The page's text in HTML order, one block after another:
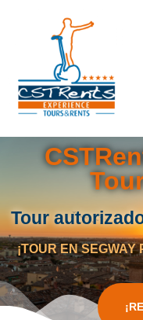
Tour
¡TOUR EN